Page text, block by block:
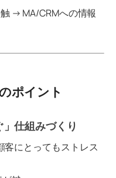
→ MA/CRMへの情報
ポイント
仕組みづくり
客にとってもストレス